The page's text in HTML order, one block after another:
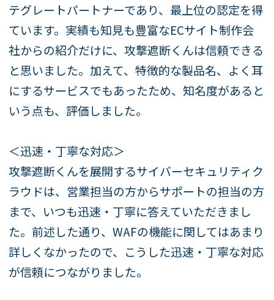
テグレートパートナーであり、最上位の認定を得
ています。実績も知見も豊富なECサイト制作会
社からの紹介だけに、攻撃遮断くんは信頼できる
と思いました。加えて、特徴的な製品名、よく耳
にするサービスでもあったため、知名度があると
いう点も、評価しました。
＜迅速・丁寧な対応＞
攻撃遮断くんを展開するサイバーセキュリティク
ラウドは、営業担当の方からサポートの担当の方
まで、いつも迅速・丁寧に答えていただきまし
た。前述した通り、WAFの機能に関してはあまり
詳しくなかったので、こうした迅速・丁寧な対応
が信頼につながりました。